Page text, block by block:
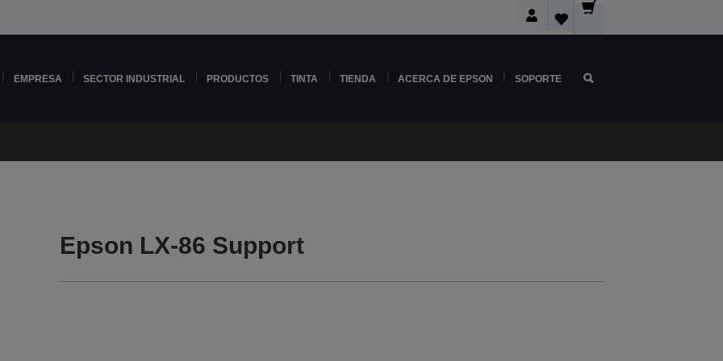
EMPRESA SECTOR INDUSTRIAL PRODUCTOS TINTA TIENDA ACERCA DE EPSON SOPORTE
Epson LX-86 Support